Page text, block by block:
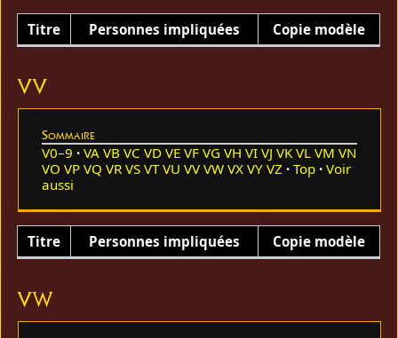
Titre Personnes impliquées Copie modèle
VV
Sommaire
V0–9 VA VB VC VD VE VF VG VH VI VJ VK VL VM VN
VO VP VQ VR VS VT VU VV VW VX VY VZ Top
Voir
aussi
Titre Personnes impliquées Copie modèle
VW